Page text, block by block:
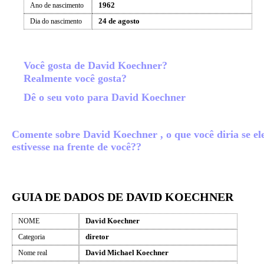
Ano de nascimento 1962
Dia do nascimento 24 de agosto
Você gosta de David Koechner?
Realmente você gosta?
Dê o seu voto para David Koechner
Comente sobre David Koechner , o que você diria se
estivesse na frente de você??
GUIA DE DADOS DE DAVID KOECHNER
NOME David Koechner
Categoria diretor
Nome real David Michael Koechner